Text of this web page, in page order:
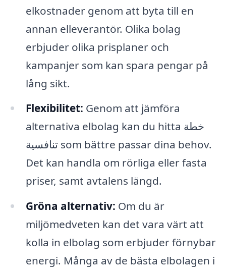
elkostnader genom att byta till en
annan elleverantör. Olika bolag
erbjuder olika prisplaner och
kampanjer som kan spara pengar på
lång sikt.
Flexibilitet: Genom att jämföra
alternativa elbolag kan du hitta خطة
تنافسية som bättre passar dina behov.
Det kan handla om rörliga eller fasta
priser, samt avtalens längd.
Gröna alternativ: Om du är
miljömedveten kan det vara värt att
kolla in elbolag som erbjuder förnybar
energi. Många av de bästa elbolagen i